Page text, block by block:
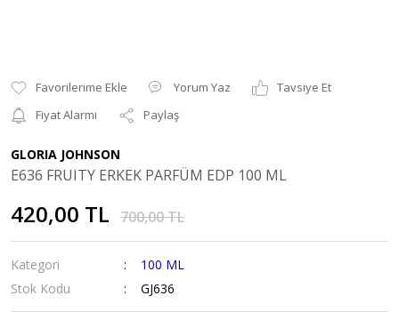
Yorum Yaz
Tavsiye Et
Fiyat Alarmı
Paylaş
GLORIA JOHNSON
E636 FRUITY ERKEK PARFÜM EDP 100 ML
420,00 TL 700,00 TL
Kategori
100 ML
Stok Kodu
GJ636